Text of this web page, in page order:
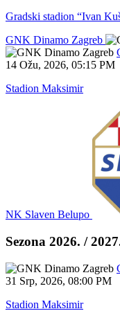
Gradski stadion “Ivan
GNK Dinamo Zagreb
14 Ožu, 2026, 05:15 PM
Stadion Maksimir
NK Slaven Belupo
Sezona 2026. /
31 Srp, 2026, 08:00 PM
Stadion Maksimir